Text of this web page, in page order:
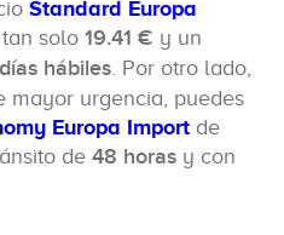
Standard Europa
solo 19.41 € y un
hábiles. Por otro lado,
mayor urgencia, puedes
Europa Import de
de 48 horas y con